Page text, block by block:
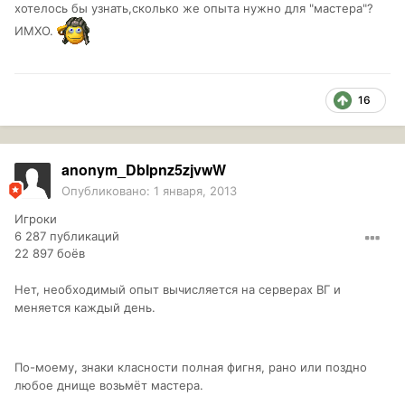
хотелось бы узнать,сколько же опыта нужно для "мастера"?
ИМХО.
16
anonym_DbIpnz5zjvwW
Опубликовано: 1 января, 2013
Игроки
6 287 публикаций
22 897 боёв
Нет, необходимый опыт вычисляется на серверах ВГ и
меняется каждый день.
По-моему, знаки класности полная фигня, рано или поздно
любое днище возьмёт мастера.